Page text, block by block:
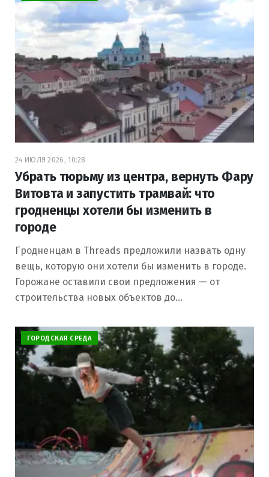
24 ИЮЛЯ 2026, 10:28
Убрать тюрьму из центра, вернуть Фару
Витовта и запустить трамвай: что
гродненцы хотели бы изменить в
городе
Гродненцам в Threads предложили назвать одну
вещь, которую они хотели бы изменить в городе.
Горожане оставили свои предложения — от
строительства новых объектов до…
ГОРОДСКАЯ СРЕДА